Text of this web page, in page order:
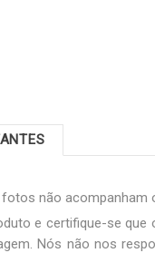
não acompanham
e certifique-se
Nós não nos